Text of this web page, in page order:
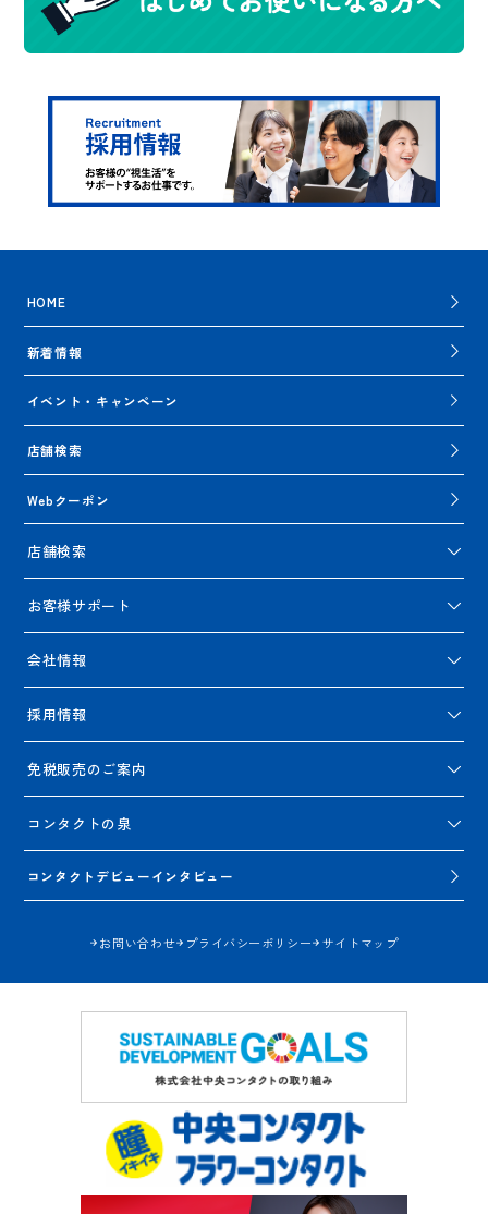
HOME
新着情報
イベント・キャンペーン
店舗検索
Webクーポン
店舗検索
お客様サポート
会社情報
採用情報
免税販売のご案内
コンタクトの泉
コンタクトデビューインタビュー
お問い合わせ プライバシーポリシー サイトマップ